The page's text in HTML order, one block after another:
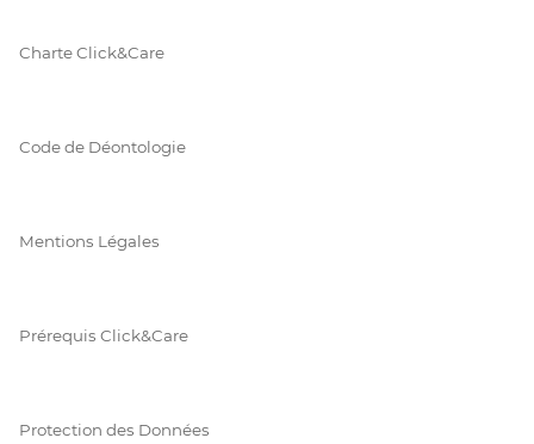
Charte Click&Care
Code de Déontologie
Mentions Légales
Prérequis Click&Care
Protection des Données